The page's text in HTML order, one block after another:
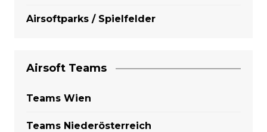
Airsoftparks / Spielfelder
Airsoft Teams
Teams Wien
Teams Niederösterreich